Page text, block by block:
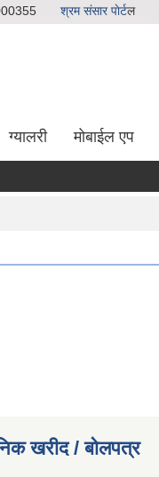
श्रम संसार पाेर्टल
ग्यालरी मोबाईल एप
खरीद / बोलपत्र